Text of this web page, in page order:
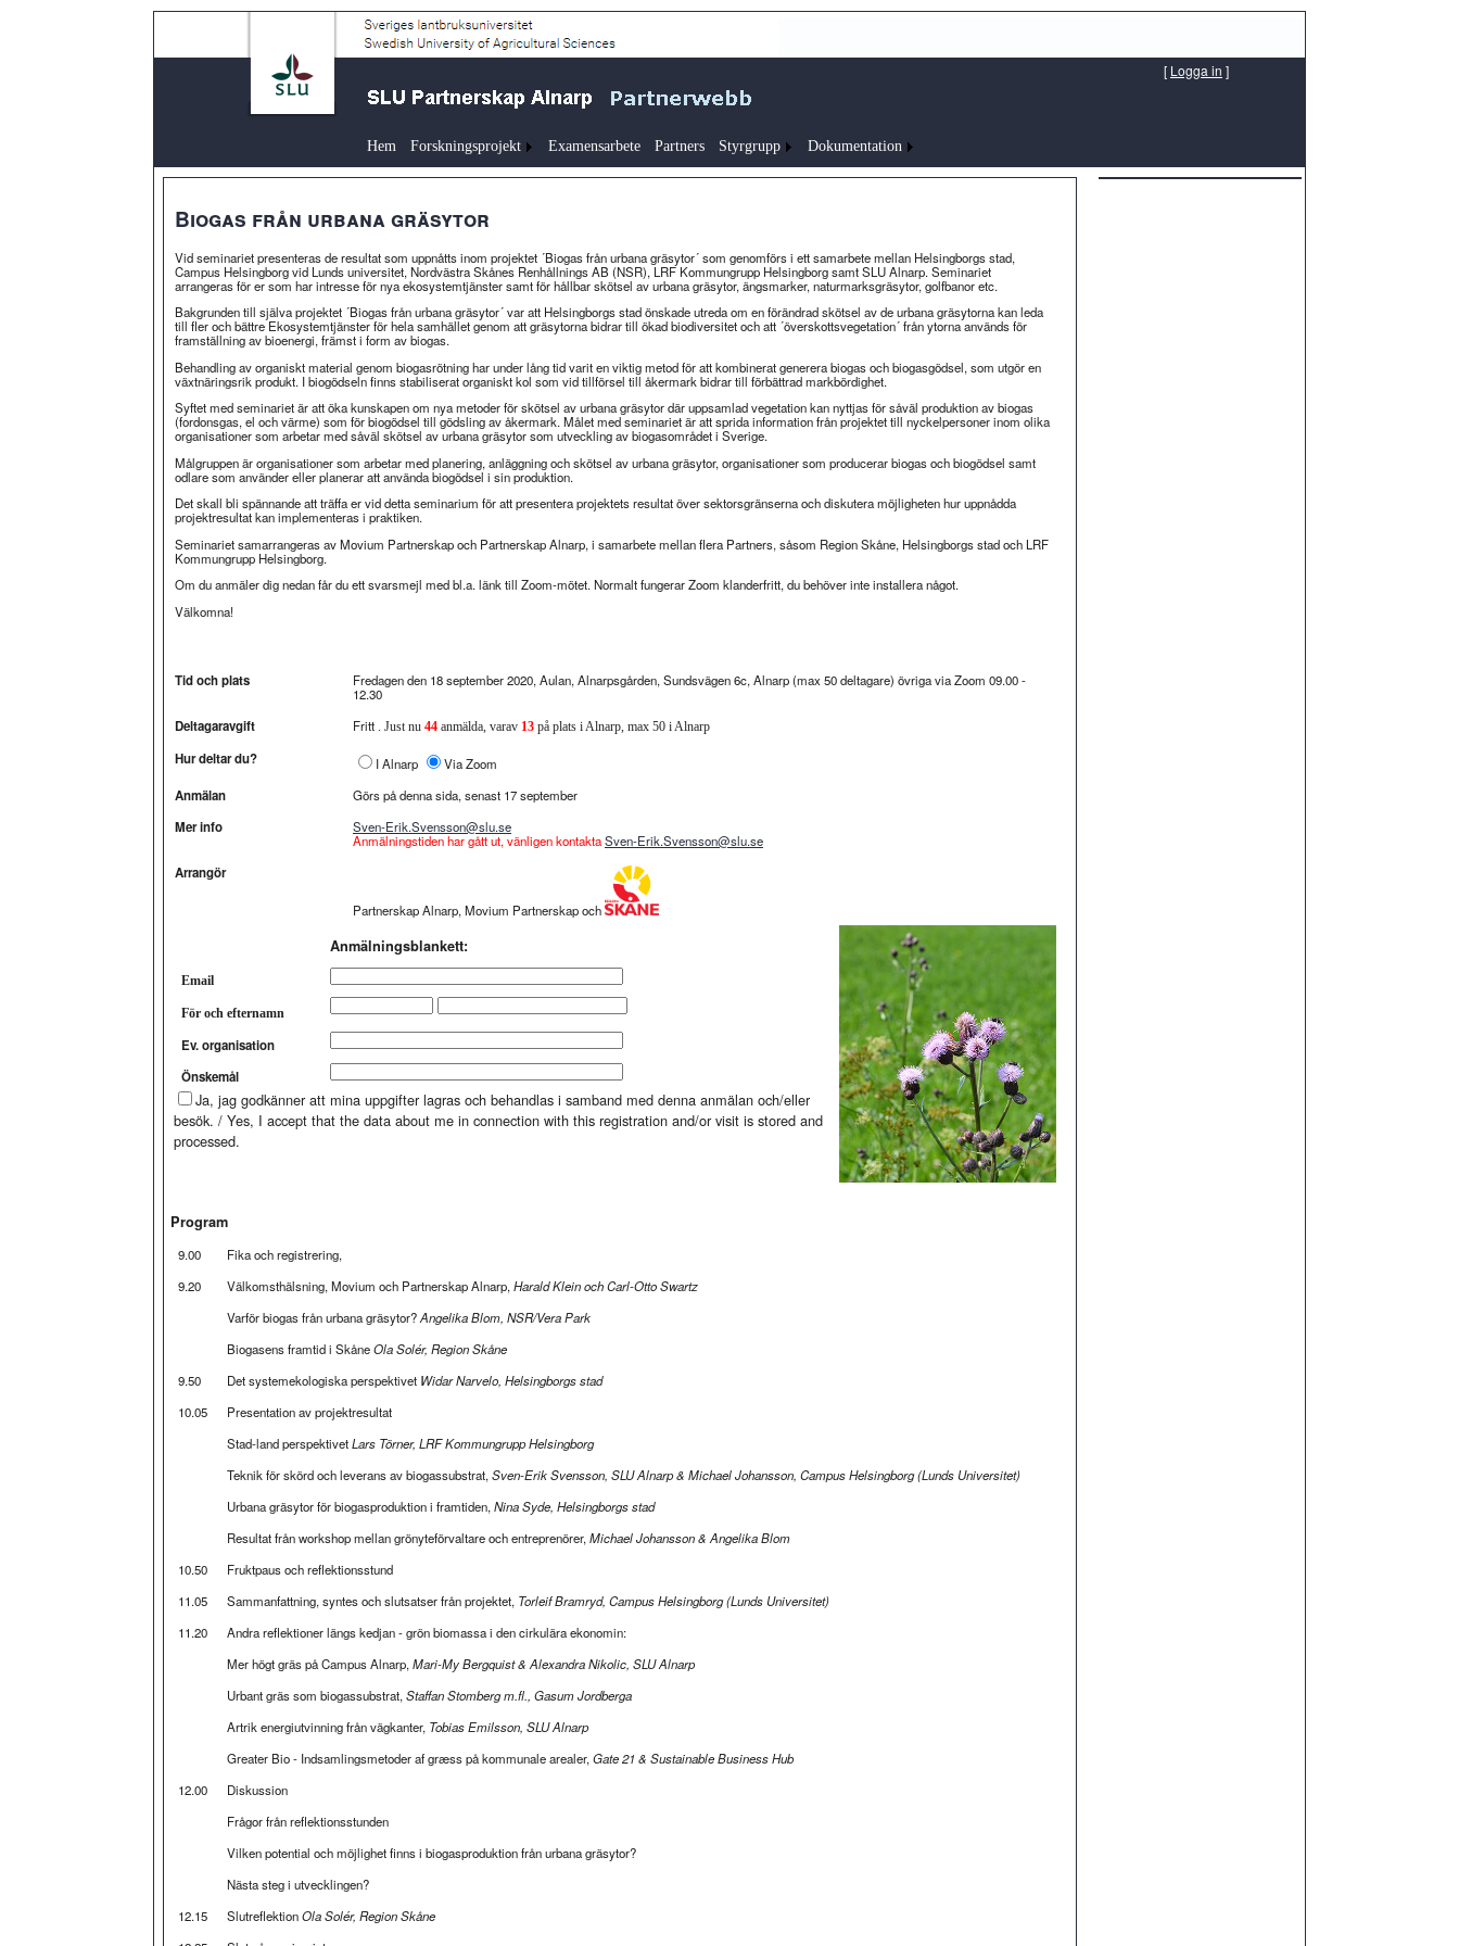
[ Logga in ]
Hem Forskningsprojekt Examensarbete Partners Styrgrupp Dokumentation
Biogas från urbana gräsytor
Vid seminariet presenteras de resultat som uppnåtts inom projektet ´Biogas från urbana gräsytor´ som genomförs i ett samarbete mellan Helsingborgs stad,
Campus Helsingborg vid Lunds universitet, Nordvästra Skånes Renhållnings AB (NSR), LRF Kommungrupp Helsingborg samt SLU Alnarp. Seminariet
arrangeras för er som har intresse för nya ekosystemtjänster samt för hållbar skötsel av urbana gräsytor, ängsmarker, naturmarksgräsytor, golfbanor etc.
Bakgrunden till själva projektet ´Biogas från urbana gräsytor´ var att Helsingborgs stad önskade utreda om en förändrad skötsel av de urbana gräsytorna kan leda
till fler och bättre Ekosystemtjänster för hela samhället genom att gräsytorna bidrar till ökad biodiversitet och att ´överskottsvegetation´ från ytorna används för
framställning av bioenergi, främst i form av biogas.
Behandling av organiskt material genom biogasrötning har under lång tid varit en viktig metod för att kombinerat generera biogas och biogasgödsel, som utgör en
växtnäringsrik produkt. I biogödseln finns stabiliserat organiskt kol som vid tillförsel till åkermark bidrar till förbättrad markbördighet.
Syftet med seminariet är att öka kunskapen om nya metoder för skötsel av urbana gräsytor där uppsamlad vegetation kan nyttjas för såväl produktion av biogas
(fordonsgas, el och värme) som för biogödsel till gödsling av åkermark. Målet med seminariet är att sprida information från projektet till nyckelpersoner inom olika
organisationer som arbetar med såväl skötsel av urbana gräsytor som utveckling av biogasområdet i Sverige.
Målgruppen är organisationer som arbetar med planering, anläggning och skötsel av urbana gräsytor, organisationer som producerar biogas och biogödsel samt
odlare som använder eller planerar att använda biogödsel i sin produktion.
Det skall bli spännande att träffa er vid detta seminarium för att presentera projektets resultat över sektorsgränserna och diskutera möjligheten hur uppnådda
projektresultat kan implementeras i praktiken.
Seminariet samarrangeras av Movium Partnerskap och Partnerskap Alnarp, i samarbete mellan flera Partners, såsom Region Skåne, Helsingborgs stad och LRF
Kommungrupp Helsingborg.
Om du anmäler dig nedan får du ett svarsmejl med bl.a. länk till Zoom-mötet. Normalt fungerar Zoom klanderfritt, du behöver inte installera något.
Välkomna!
Tid och plats
Fredagen den 18 september 2020, Aulan, Alnarpsgården, Sundsvägen 6c, Alnarp (max 50 deltagare) övriga via Zoom 09.00 -
12.30
Deltagaravgift Fritt . Just nu 44 anmälda, varav 13 på plats i Alnarp, max 50 i Alnarp
Hur deltar du? I Alnarp Via Zoom
Anmälan Görs på denna sida, senast 17 september
Mer info
Sven-Erik.Svensson@slu.se
Anmälningstiden har gått ut, vänligen kontaktaSven-Erik.Svensson@slu.se
Arrangör
Partnerskap Alnarp, Movium Partnerskap och
Anmälningsblankett:
Email
För och efternamn
Ev. organisation
Önskemål
Ja, jag godkänner att mina uppgifter lagras och behandlas i samband med denna anmälan och/eller
besök. / Yes, I accept that the data about me in connection with this registration and/or visit is stored and
processed.
Program
9.00
Fika och registrering,
9.20
Välkomsthälsning, Movium och Partnerskap Alnarp, Harald Klein och Carl-Otto Swartz
Varför biogas från urbana gräsytor?Angelika Blom, NSR/Vera Park
Biogasens framtid i SkåneOla Solér, Region Skåne
9.50
Det systemekologiska perspektivet Widar Narvelo, Helsingborgs stad
10.05
Presentation av projektresultat
Stad-land perspektivetLars Törner, LRF Kommungrupp Helsingborg
Teknik för skörd och leverans av biogassubstrat, Sven-Erik Svensson, SLU Alnarp & Michael Johansson, Campus Helsingborg (Lunds Universitet)
Urbana gräsytor för biogasproduktion i framtiden, Nina Syde, Helsingborgs stad
Resultat från workshop mellan grönyteförvaltare och entreprenörer, Michael Johansson & Angelika Blom
10.50
Fruktpaus och reflektionsstund
11.05
Sammanfattning, syntes och slutsatser från projektet, Torleif Bramryd, Campus Helsingborg (Lunds Universitet)
11.20
Andra reflektioner längs kedjan - grön biomassa i den cirkulära ekonomin:
Mer högt gräs på Campus Alnarp, Mari-My Bergquist & Alexandra Nikolic, SLU Alnarp
Urbant gräs som biogassubstrat, Staffan Stomberg m.fl., Gasum Jordberga
Artrik energiutvinning från vägkanter, Tobias Emilsson, SLU Alnarp
Greater Bio - Indsamlingsmetoder af græss på kommunale arealer, Gate 21 & Sustainable Business Hub
12.00
Diskussion
Frågor från reflektionsstunden
Vilken potential och möjlighet finns i biogasproduktion från urbana gräsytor?
Nästa steg i utvecklingen?
12.15
SlutreflektionOla Solér, Region Skåne